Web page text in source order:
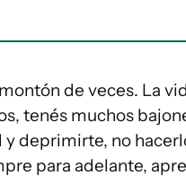
de veces. La
tenés muchos
deprimirte, no
para adelante,